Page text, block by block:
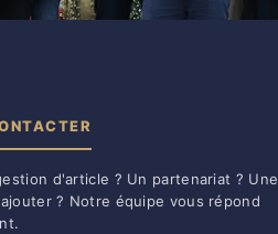
d'article ? Un partenariat ? Une
? Notre équipe vous répond